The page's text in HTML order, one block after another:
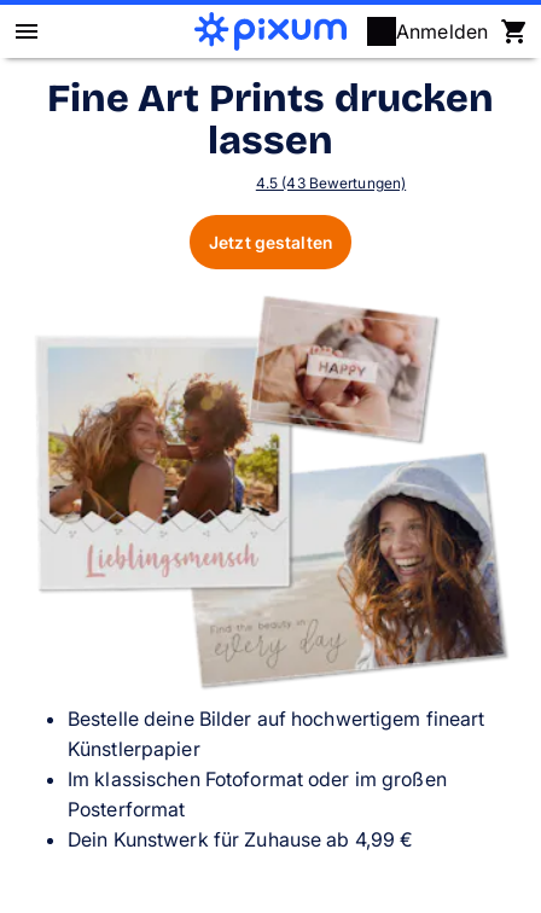
Anmelden
Pixum Fotobuch
Fotopuzzle
Grußkarten
Handyhüllen
Reisekollektion
Fine Art Prints drucken
lassen
4.5 (43 Bewertungen)
Bestelle deine Bilder auf hochwertigem fineart
Künstlerpapier
Im klassischen Fotoformat oder im großen
Posterformat
Dein Kunstwerk für Zuhause ab 4,99 €
Jetzt gestalten